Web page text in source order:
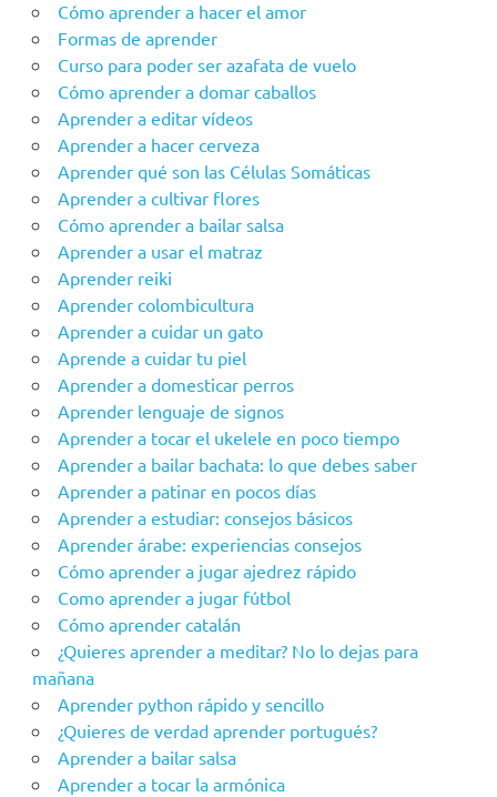
Cómo aprender a hacer el amor
Formas de aprender
Curso para poder ser azafata de vuelo
Cómo aprender a domar caballos
Aprender a editar vídeos
Aprender a hacer cerveza
Aprender qué son las Células Somáticas
Aprender a cultivar flores
Cómo aprender a bailar salsa
Aprender a usar el matraz
Aprender reiki
Aprender colombicultura
Aprender a cuidar un gato
Aprende a cuidar tu piel
Aprender a domesticar perros
Aprender lenguaje de signos
Aprender a tocar el ukelele en poco tiempo
Aprender a bailar bachata: lo que debes saber
Aprender a patinar en pocos días
Aprender a estudiar: consejos básicos
Aprender árabe: experiencias consejos
Cómo aprender a jugar ajedrez rápido
Como aprender a jugar fútbol
Cómo aprender catalán
¿Quieres aprender a meditar? No lo dejas para
mañana
Aprender python rápido y sencillo
¿Quieres de verdad aprender portugués?
Aprender a bailar salsa
Aprender a tocar la armónica